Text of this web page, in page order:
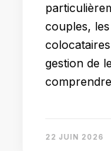
couples,
gestion de
22 JUIN 2026